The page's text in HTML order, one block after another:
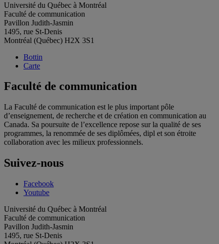
Université du Québec à Montréal
Faculté de communication
Pavillon Judith-Jasmin
1495, rue St-Denis
Montréal (Québec) H2X 3S1
Bottin
Carte
Faculté de communication
La Faculté de communication est le plus important pôle
d’enseignement, de recherche et de création en communication au
Canada. Sa poursuite de l’excellence repose sur la qualité de ses
programmes, la renommée de ses diplômées, dipl et son étroite
collaboration avec les milieux professionnels.
Suivez-nous
Facebook
Youtube
Université du Québec à Montréal
Faculté de communication
Pavillon Judith-Jasmin
1495, rue St-Denis